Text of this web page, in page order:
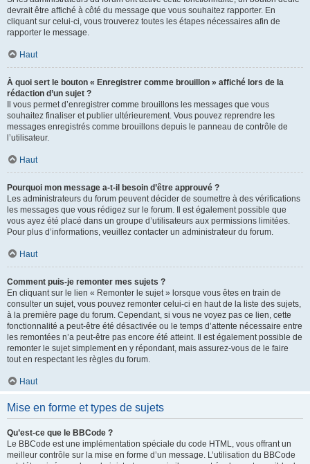
devrait être affiché à côté du message que vous souhaitez rapporter. En
cliquant sur celui-ci, vous trouverez toutes les étapes nécessaires afin de
rapporter le message.
Haut
À quoi sert le bouton « Enregistrer comme brouillon » affiché lors de la
rédaction d’un sujet ?
Il vous permet d’enregistrer comme brouillons les messages que vous
souhaitez finaliser et publier ultérieurement. Vous pouvez reprendre les
messages enregistrés comme brouillons depuis le panneau de contrôle de
l’utilisateur.
Haut
Pourquoi mon message a-t-il besoin d’être approuvé ?
Les administrateurs du forum peuvent décider de soumettre à des vérifications
les messages que vous rédigez sur le forum. Il est également possible que
vous ayez été placé dans un groupe d’utilisateurs aux permissions limitées.
Pour plus d’informations, veuillez contacter un administrateur du forum.
Haut
Comment puis-je remonter mes sujets ?
En cliquant sur le lien « Remonter le sujet » lorsque vous êtes en train de
consulter un sujet, vous pouvez remonter celui-ci en haut de la liste des sujets,
à la première page du forum. Cependant, si vous ne voyez pas ce lien, cette
fonctionnalité a peut-être été désactivée ou le temps d’attente nécessaire entre
les remontées n’a peut-être pas encore été atteint. Il est également possible de
remonter le sujet simplement en y répondant, mais assurez-vous de le faire
tout en respectant les règles du forum.
Haut
Mise en forme et types de sujets
Qu’est-ce que le BBCode ?
Le BBCode est une implémentation spéciale du code HTML, vous offrant un
meilleur contrôle sur la mise en forme d’un message. L’utilisation du BBCode